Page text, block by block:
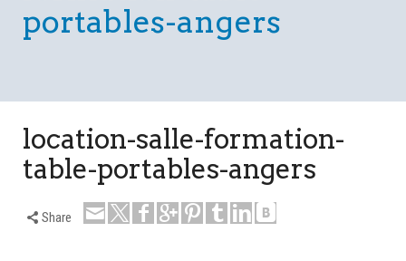
portables-angers
location-salle-formation-
table-portables-angers
Share